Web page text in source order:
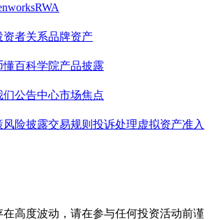
RWA
资者关系品牌资产
懂百科学院产品披露
们公告中心市场焦点
风险披露交易规则 投诉处理虚拟资产准入
在高度波动，请在参与任何投资活动前谨